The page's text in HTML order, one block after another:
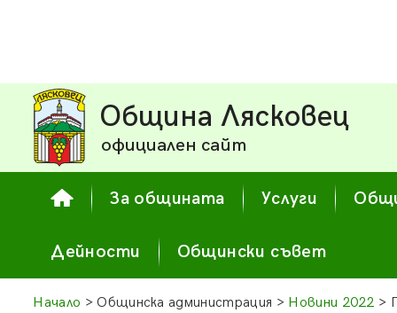
Община Лясковец
официален сайт
За общината Услуги
Дейности Общински съвет
Начало > Общинска администрация > Новини 2022 >